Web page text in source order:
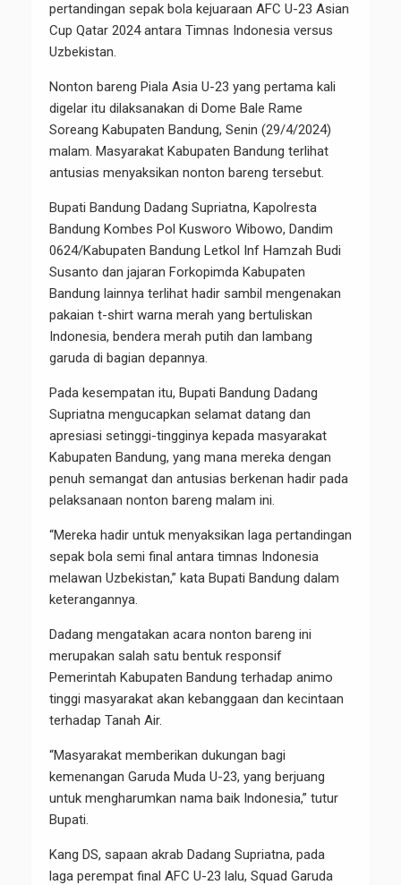
pertandingan sepak bola kejuaraan AFC U-23 Asian
Cup Qatar 2024 antara Timnas Indonesia versus
Uzbekistan.
Nonton bareng Piala Asia U-23 yang pertama kali
digelar itu dilaksanakan di Dome Bale Rame
Soreang Kabupaten Bandung, Senin (29/4/2024)
malam. Masyarakat Kabupaten Bandung terlihat
antusias menyaksikan nonton bareng tersebut.
Bupati Bandung Dadang Supriatna, Kapolresta
Bandung Kombes Pol Kusworo Wibowo, Dandim
0624/Kabupaten Bandung Letkol Inf Hamzah Budi
Susanto dan jajaran Forkopimda Kabupaten
Bandung lainnya terlihat hadir sambil mengenakan
pakaian t-shirt warna merah yang bertuliskan
Indonesia, bendera merah putih dan lambang
garuda di bagian depannya.
Pada kesempatan itu, Bupati Bandung Dadang
Supriatna mengucapkan selamat datang dan
apresiasi setinggi-tingginya kepada masyarakat
Kabupaten Bandung, yang mana mereka dengan
penuh semangat dan antusias berkenan hadir pada
pelaksanaan nonton bareng malam ini.
“Mereka hadir untuk menyaksikan laga pertandingan
sepak bola semi final antara timnas Indonesia
melawan Uzbekistan,” kata Bupati Bandung dalam
keterangannya.
Dadang mengatakan acara nonton bareng ini
merupakan salah satu bentuk responsif
Pemerintah Kabupaten Bandung terhadap animo
tinggi masyarakat akan kebanggaan dan kecintaan
terhadap Tanah Air.
“Masyarakat memberikan dukungan bagi
kemenangan Garuda Muda U-23, yang berjuang
untuk mengharumkan nama baik Indonesia,” tutur
Bupati.
Kang DS, sapaan akrab Dadang Supriatna, pada
laga perempat final AFC U-23 lalu, Squad Garuda